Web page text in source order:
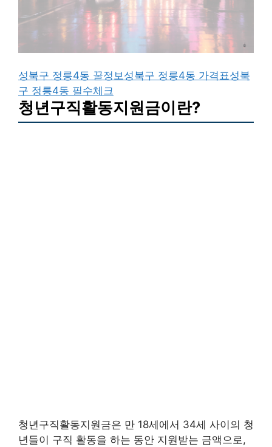
성북구 정릉4동 꿀정보성북구 정릉4동 가격표성북
구 정릉4동 필수체크
청년구직활동지원금이란?
청년구직활동지원금은 만 18세에서 34세 사이의 청
년들이 구직 활동을 하는 동안 지원받는 금액으로,